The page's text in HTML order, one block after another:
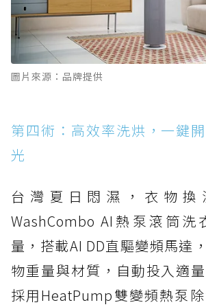
圖片來源：品牌提供
第四術：高效率洗烘，一鍵
光
台灣夏日悶濕，衣物換
WashCombo AI熱泵滾筒洗
量，搭載AI DD直驅變頻馬達
物重量與材質，自動投入適
採用HeatPump雙變頻熱泵